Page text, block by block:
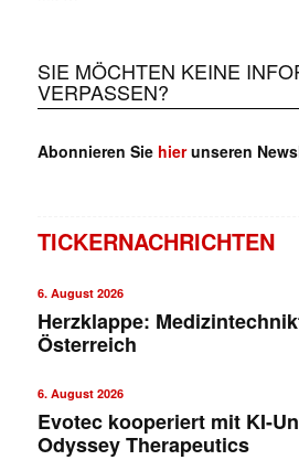
SIE MÖCHTEN KEINE
VERPASSEN?
Abonnieren Sie hierunseren
TICKERNACHRICHTEN
6. August 2026
Herzklappe:
Österreich
6. August 2026
Evotec kooperiert mit KI-
Odyssey Therapeutics